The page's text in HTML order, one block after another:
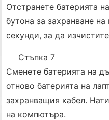
Отстранете батерията
бутона за захранване
секунди, за да
Стъпка 7
Сменете батерията на
отново батерията на
захранващия кабел.
на компютъра.